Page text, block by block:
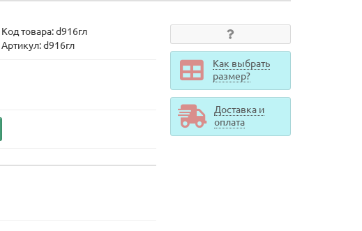
Код товара:d916гл
Артикул: d916гл
Как выбрать
размер?
Доставка и
оплата